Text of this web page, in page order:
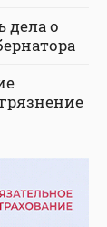
дела о